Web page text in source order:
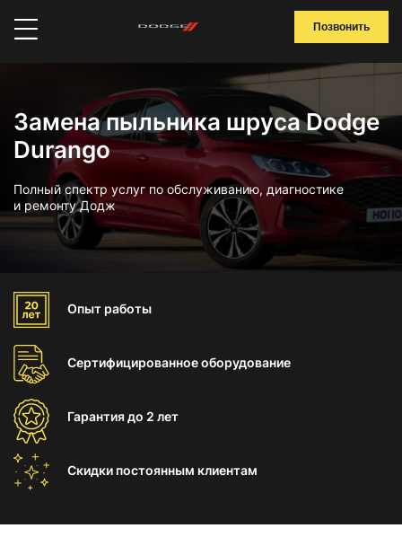
Позвонить
Замена пыльника шруса Dodge
Durango
Полный спектр услуг по обслуживанию, диагностике
и ремонту Додж
Опыт работы
Сертифицированноеоборудование
Гарантиядо 2 лет
Скидки постоянным клиентам